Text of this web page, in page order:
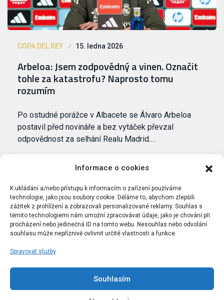
Informace o cookies
K ukládání a/nebo přístupu k informacím o zařízení používáme
technologie, jako jsou soubory cookie. Děláme to, abychom zlepšili
zážitek z prohlížení a zobrazovali personalizované reklamy. Souhlas s
těmito technologiemi nám umožní zpracovávat údaje, jako je chování při
procházení nebo jedinečná ID na tomto webu. Nesouhlas nebo odvolání
souhlasu může nepříznivě ovlivnit určité vlastnosti a funkce.
Spravovat služby
Souhlasím
COPA DEL REY 15. ledna 2026
Arbeloa: Jsem zodpovědný a vinen. Označit
tohle za katastrofu? Naprosto tomu
rozumím
Po ostudné porážce v Albacete se Álvaro Arbeloa
postavil před novináře a bez vytáček převzal
odpovědnost za selhání Realu Madrid.…